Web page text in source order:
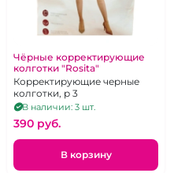
Чёрные корректирующие
колготки "Rosita"
Корректирующие черные
колготки, р 3
В наличии: 3 шт.
390 pуб.
В корзину